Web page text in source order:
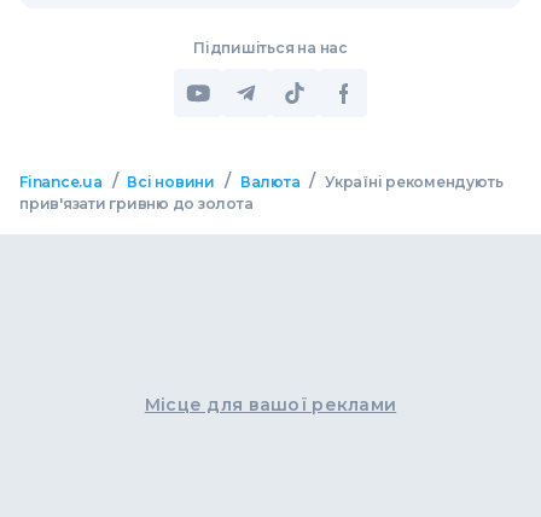
Підпишіться на нас
Finance.ua / Всі новини / Валюта / Україні рекомендують
прив'язати гривню до золота
Місце для вашої реклами